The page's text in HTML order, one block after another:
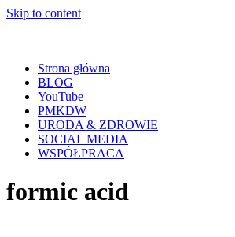
Skip to content
Strona główna
BLOG
YouTube
PMKDW
URODA & ZDROWIE
SOCIAL MEDIA
WSPÓŁPRACA
formic acid